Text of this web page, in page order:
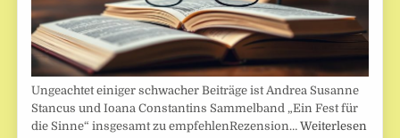
Ungeachtet einiger schwacher Beiträge ist Andrea Susanne
Stancus und Ioana Constantins Sammelband „Ein Fest für
die Sinne“ insgesamt zu empfehlenRezension…Weiterlesen